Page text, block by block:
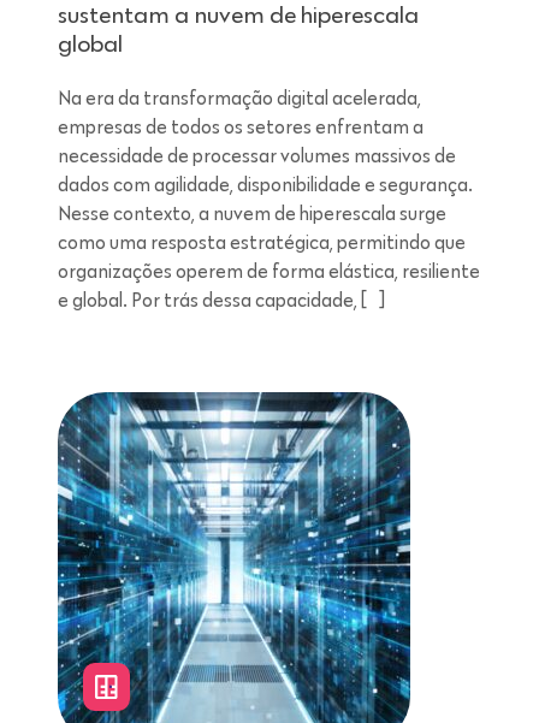
sustentam a nuvem de hiperescala
global
Na era da transformação digital acelerada,
empresas de todos os setores enfrentam a
necessidade de processar volumes massivos de
dados com agilidade, disponibilidade e segurança.
Nesse contexto, a nuvem de hiperescala surge
como uma resposta estratégica, permitindo que
organizações operem de forma elástica, resiliente
e global. Por trás dessa capacidade, […]